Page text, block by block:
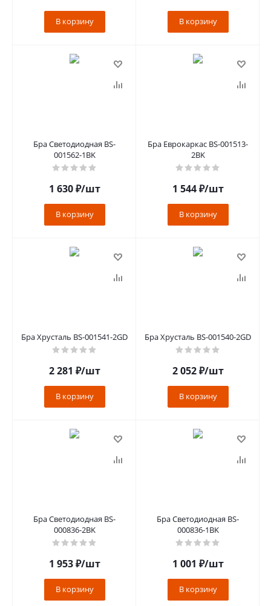
В корзину В корзину
Бра Светодиодная BS-
001562-1BK
1 630₽/шт
В корзину
Бра Еврокаркас BS-001513-
2BK
1 544₽/шт
В корзину
Бра Хрусталь BS-001541-2GD
2 281 ₽/шт
В корзину
Бра Хрусталь BS-001540-2GD
2 052₽/шт
В корзину
Бра Светодиодная BS-
000836-2BK
1 953₽/шт
В корзину
Бра Светодиодная BS-
000836-1BK
1 001 ₽/шт
В корзину